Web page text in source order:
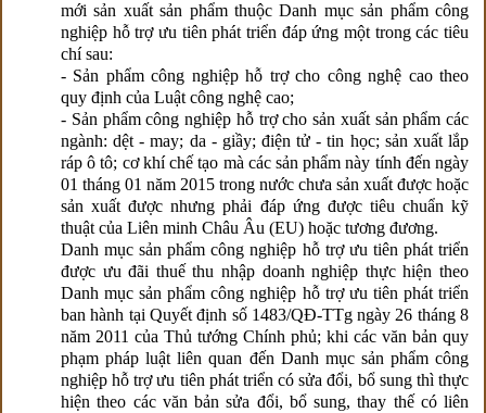
mới sản xuất sản phẩm thuộc Danh mục sản phẩm công
nghiệp hỗ trợ ưu tiên phát triển đáp ứng một trong các tiêu
chí sau:
- Sản phẩm công nghiệp hỗ trợ cho công nghệ cao theo
quy định của Luật công nghệ cao;
- Sản phẩm công nghiệp hỗ trợ cho sản xuất sản phẩm các
ngành: dệt - may; da - giầy; điện tử - tin học; sản xuất lắp
ráp ô tô; cơ khí chế tạo mà các sản phẩm này tính đến ngày
01 tháng 01 năm 2015 trong nước chưa sản xuất được hoặc
sản xuất được nhưng phải đáp ứng được tiêu chuẩn kỹ
thuật của Liên minh Châu Âu (EU) hoặc tương đương.
Danh mục sản phẩm công nghiệp hỗ trợ ưu tiên phát triển
được ưu đãi thuế thu nhập doanh nghiệp thực hiện theo
Danh mục sản phẩm công nghiệp hỗ trợ ưu tiên phát triển
ban hành tại Quyết định số 1483/QĐ-TTg ngày 26 tháng 8
năm 2011 của Thủ tướng Chính phủ; khi các văn bản quy
phạm pháp luật liên quan đến Danh mục sản phẩm công
nghiệp hỗ trợ ưu tiên phát triển có sửa đổi, bổ sung thì thực
hiện theo các văn bản sửa đổi, bổ sung, thay thế có liên